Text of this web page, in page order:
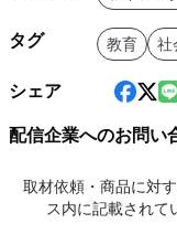
タグ 教育 社
シェア
配信企業へのお問い
取材依頼・商品に対
ス内に記載されて